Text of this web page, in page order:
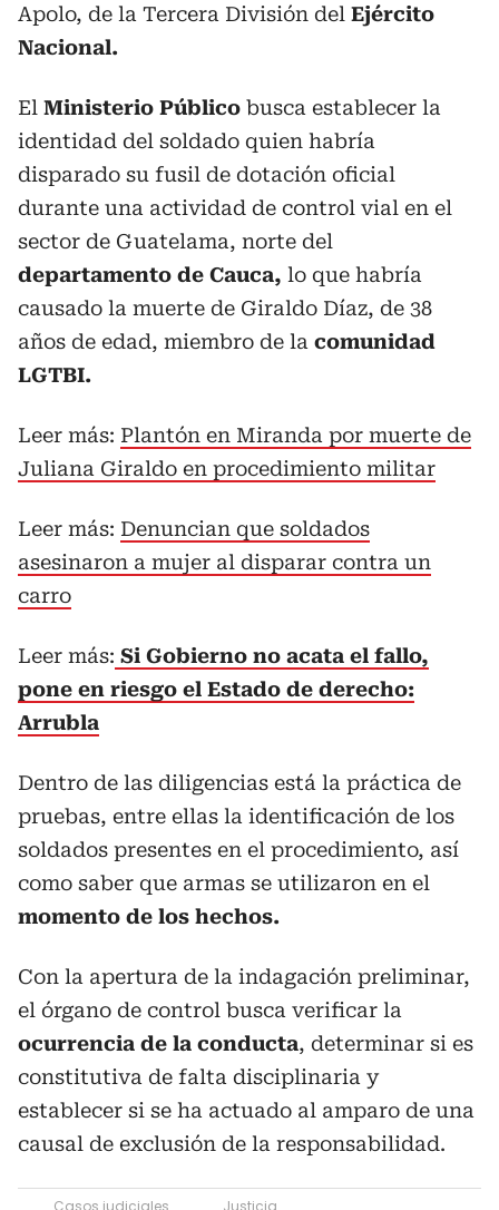
Apolo, de la Tercera División del Ejército
Nacional.
El Ministerio Público busca establecer la
identidad del soldado quien habría
disparado su fusil de dotación oficial
durante una actividad de control vial en el
sector de Guatelama, norte del
departamento de Cauca, lo que habría
causado la muerte de Giraldo Díaz, de 38
años de edad, miembro de la comunidad
LGTBI.
Leer más: Plantón en Miranda por muerte de
Juliana Giraldo en procedimiento militar
Leer más: Denuncian que soldados
asesinaron a mujer al disparar contra un
carro
Leer más: Si Gobierno no acata el fallo,
pone en riesgo el Estado de derecho:
Arrubla
Dentro de las diligencias está la práctica de
pruebas, entre ellas la identificación de los
soldados presentes en el procedimiento, así
como saber que armas se utilizaron en el
momento de los hechos.
Con la apertura de la indagación preliminar,
el órgano de control busca verificar la
ocurrencia de la conducta, determinar si es
constitutiva de falta disciplinaria y
establecer si se ha actuado al amparo de una
causal de exclusión de la responsabilidad.
Casos judiciales Justicia